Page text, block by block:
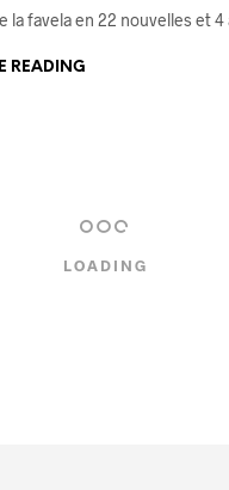
la favela en 22 nouvelles et 4
READING
LOADING